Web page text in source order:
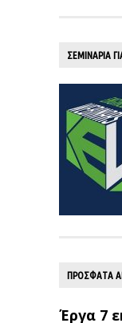
ΣΕΜΙΝΑΡΙΑ
ΠΡΟΣΦΑΤΑ
Έργα 7